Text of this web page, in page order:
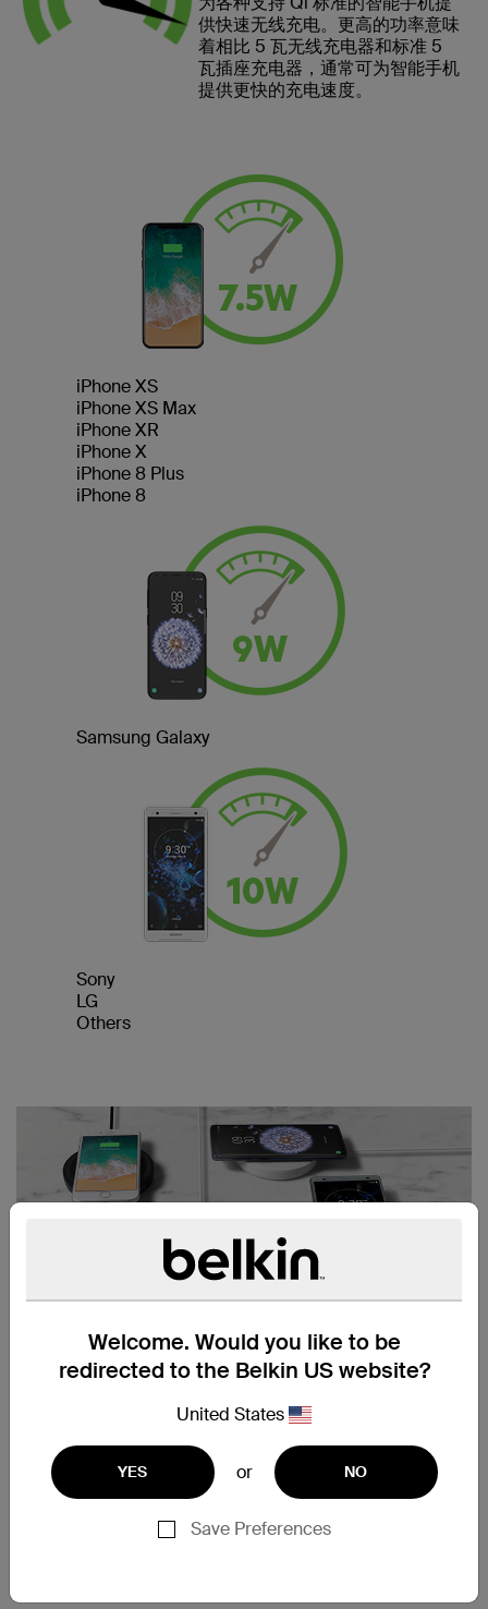
Welcome. Would you like to be
redirected to the Belkin US website?
United States
YES or NO
Save Preferences
供快速无线充电。更高的功率意味
着相比 5 瓦无线充电器和标准 5
瓦插座充电器，通常可为智能手机
提供更快的充电速度。
iPhone XS
iPhone XS Max
iPhone XR
iPhone X
iPhone 8 Plus
iPhone 8
Samsung Galaxy
Sony
LG
Others
通用兼容性
充电标准。其目标在于安全便捷地提供无线充电，同时确保
开发时均满足由无线充电联盟制定的 Qi 无线充电标准。因
此，这款经过 Qi 认证的无线充电器兼容所有支持 Qi 标准的
设备。